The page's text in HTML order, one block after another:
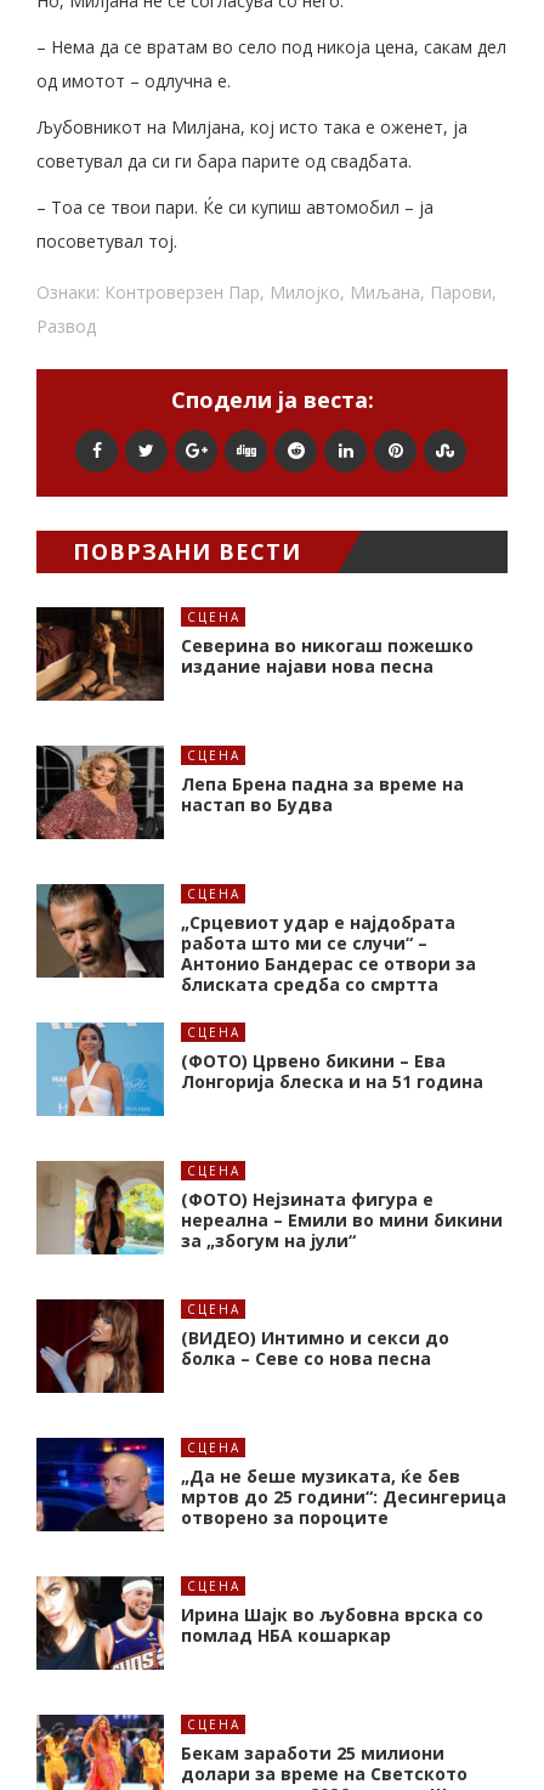
– Нема да се вратам во село под никоја цена, сакам дел
од имотот – одлучна е.
Љубовникот на Милјана, кој исто така е оженет, ја
советувал да си ги бара парите од свадбата.
– Тоа се твои пари. Ќе си купиш автомобил – ја
посоветувал тој.
Ознаки: Контроверзен Пар, Милојко, Миљана, Парови,
Развод
Сподели ја веста:
ПОВРЗАНИ ВЕСТИ
СЦЕНА
Северина во никогаш пожешко
издание најави нова песна
СЦЕНА
Лепа Брена падна за време на
настап во Будва
СЦЕНА
„Срцевиот удар е најдобрата
работа што ми се случи“ –
Антонио Бандерас се отвори за
блиската средба со смртта
СЦЕНА
(ФОТО) Црвено бикини – Ева
Лонгорија блеска и на 51 година
СЦЕНА
(ФОТО) Нејзината фигура е
нереална – Емили во мини бикини
за „збогум на јули“
СЦЕНА
(ВИДЕО) Интимно и секси до
болка – Севе со нова песна
СЦЕНА
„Да не беше музиката, ќе бев
мртов до 25 години“: Десингерица
отворено за пороците
СЦЕНА
Ирина Шајк во љубовна врска со
помлад НБА кошаркар
СЦЕНА
Бекам заработи 25 милиони
долари за време на Светското